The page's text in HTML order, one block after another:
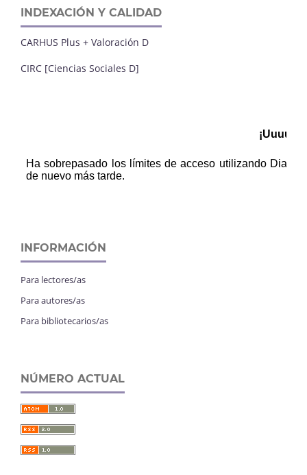
INDEXACIÓN Y CALIDAD
CARHUS Plus + Valoración D
CIRC [Ciencias Sociales D]
INFORMACIÓN
Para lectores/as
Para autores/as
Para bibliotecarios/as
NÚMERO ACTUAL